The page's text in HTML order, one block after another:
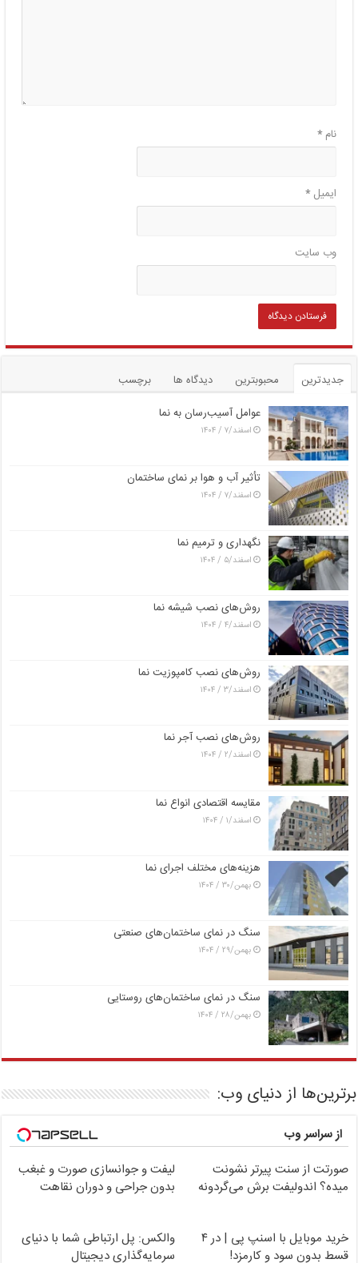
نام*
ایمیل*
وب‌ سایت
جدیدترین محبوبترین دیدگاه ها
برچسب
عوامل آسیب‌رسان به نما
اسفند/۷ / ۱۴۰۴
تأثیر آب و هوا بر نمای ساختمان
اسفند/۷ / ۱۴۰۴
نگهداری و ترمیم نما
اسفند/۵ / ۱۴۰۴
روش‌های نصب شیشه نما
اسفند/۴ / ۱۴۰۴
روش‌های نصب کامپوزیت نما
اسفند/۳ / ۱۴۰۴
روش‌های نصب آجر نما
اسفند/۲ / ۱۴۰۴
مقایسه اقتصادی انواع نما
اسفند/۱ / ۱۴۰۴
هزینه‌های مختلف اجرای نما
بهمن/۳۰ / ۱۴۰۴
سنگ در نمای ساختمان‌های صنعتی
بهمن/۲۹ / ۱۴۰۴
سنگ در نمای ساختمان‌های روستایی
بهمن/۲۸ / ۱۴۰۴
برترین‌ها از دنیای وب:
از سراسر وب
صورتت از سنت پیرتر نشونت
میده؟ اندولیفت برش می‌گردونه
لیفت و جوانسازی صورت و غبغب
بدون جراحی و دوران نقاهت
خرید موبایل با اسنپ پی | در ۴
قسط بدون سود و کارمزد!
والکس: پل ارتباطی شما با دنیای
سرمایه‌گذاری دیجیتال